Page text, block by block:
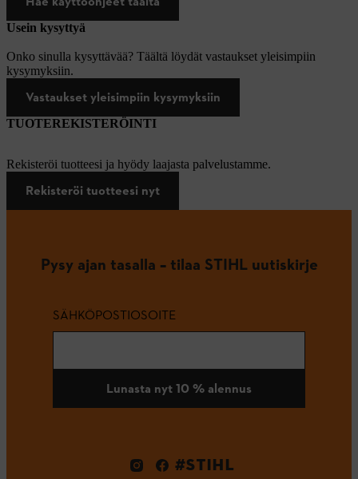
Usein kysyttyä
Onko sinulla kysyttävää? Täältä löydät vastaukset yleisimpiin
kysymyksiin.
Vastaukset yleisimpiin kysymyksiin
TUOTEREKISTERÖINTI
Rekisteröi tuotteesi ja hyödy laajasta palvelustamme.
Rekisteröi tuotteesi nyt
Pysy ajan tasalla – tilaa STIHL uutiskirje
SÄHKÖPOSTIOSOITE
Lunasta nyt 10 % alennus
#STIHL